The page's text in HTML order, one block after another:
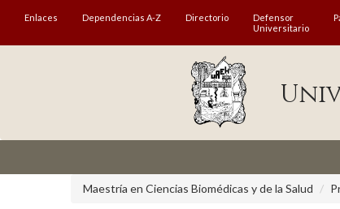
MENÚ
Enlaces Dependencias A-Z Directorio
Defensor
Universitario
Maestría en Ciencias Biomédicas y de la Salud